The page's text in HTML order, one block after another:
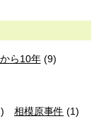
ら10年(9)
相模原事件 (1)